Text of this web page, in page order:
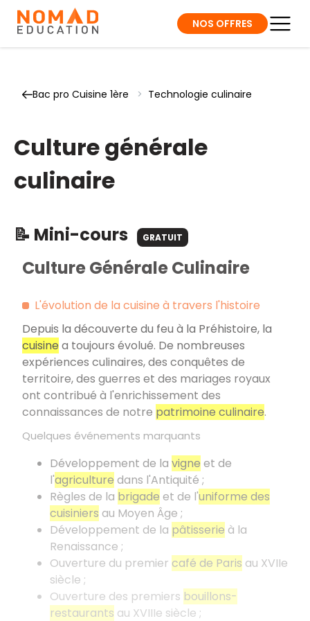
NOS OFFRES
Bac pro Cuisine 1ère > Technologie culinaire
Culture générale
culinaire
📝 Mini-cours GRATUIT
Culture Générale Culinaire
L'évolution de la cuisine à travers l'histoire
Depuis la découverte du feu à la Préhistoire, la
cuisine a toujours évolué. De nombreuses
expériences culinaires, des conquêtes de
territoire, des guerres et des mariages royaux
ont contribué à l'enrichissement des
connaissances de notre patrimoine culinaire.
Quelques événements marquants
Développement de la vigne et de
l'agriculture dans l'Antiquité ;
Règles de la brigade et de l'uniforme des
cuisiniers au Moyen Âge ;
Développement de la pâtisserie à la
Renaissance ;
Ouverture du premier café de Paris au XVIIe
siècle ;
Ouverture des premiers bouillons-
restaurants au XVIIIe siècle ;